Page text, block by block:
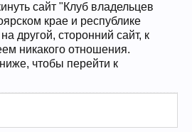
1.2. 3 4.5.6 .7.8.9.10.11
.19.20. 21.22 .23.24.
16 Августа 2026 года, 11
сайт "Клуб владельцев
крае и республике
другой, сторонний сайт, к
никакого отношения.
чтобы перейти к